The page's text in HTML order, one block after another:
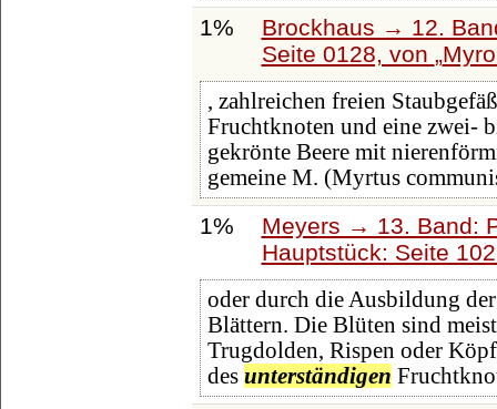
1%
Brockhaus → 12.
Seite 0128, von
, zahlreichen freien
Fruchtknoten und eine zwei-
gekrönte Beere mit
gemeine M. (Myrtus
1%
Meyers → 13. Band:
Hauptstück: Seite
oder durch die Ausbildung
Blättern. Die Blüten sind
Trugdolden, Rispen oder
des unterständigen